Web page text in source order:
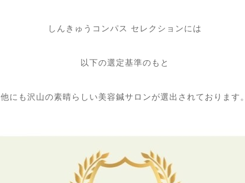
しんきゅうコンパス セレクションには
以下の選定基準のもと
他にも沢山の素晴らしい美容鍼サロンが選出されております。